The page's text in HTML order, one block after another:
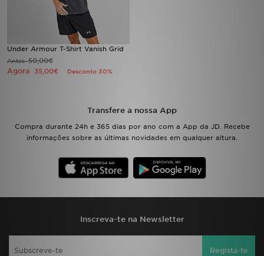
Under Armour T-Shirt Vanish Grid
Antes50,00€
Agora 35,00€ Desconto 30%
Transfere a nossa App
Compra durante 24h e 365 dias por ano com a App da JD. Recebe
informações sobre as últimas novidades em qualquer altura.
Inscreva-te na Newsletter
Regista-te
SUBSCREVE
ESTADO DO TEU PEDIDO
ATENÇÃO AO CLIENTE
TRABALHA CONNOSCO